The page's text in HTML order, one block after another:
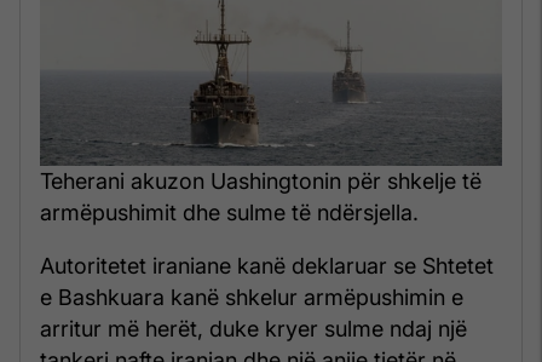
Teherani akuzon Uashingtonin për shkelje të
armëpushimit dhe sulme të ndërsjella.
Autoritetet iraniane kanë deklaruar se Shtetet
e Bashkuara kanë shkelur armëpushimin e
arritur më herët, duke kryer sulme ndaj një